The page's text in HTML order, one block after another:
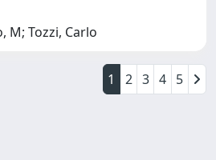
M; Tozzi, Carlo
1 2 3 4 5